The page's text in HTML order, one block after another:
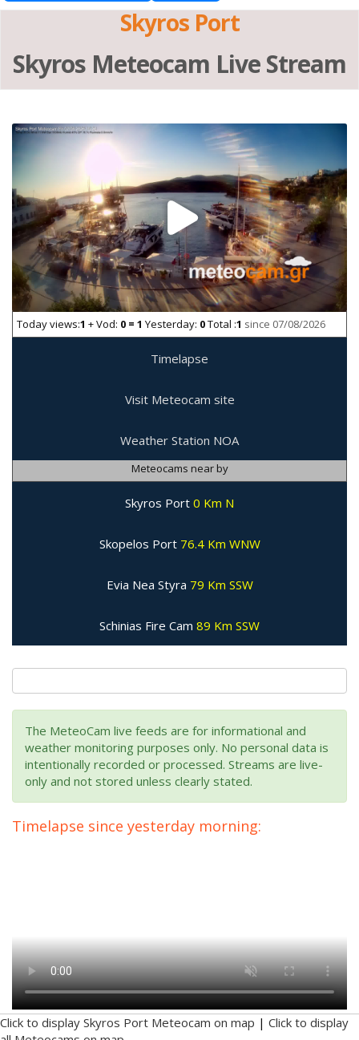
Skyros Port
Skyros Meteocam Live Stream
Today views:1 + Vod: 0 = 1 Yesterday: 0Total :1 since 07/08/2026
Timelapse
Visit Meteocam site
Weather Station NOA
Meteocams near by
Skyros Port 0 Km N
Skopelos Port 76.4 Km WNW
Evia Nea Styra 79 Km SSW
Schinias Fire Cam 89 Km SSW
The MeteoCam live feeds are for informational and
weather monitoring purposes only. No personal data is
intentionally recorded or processed. Streams are live-
only and not stored unless clearly stated.
Timelapse since yesterday morning:
Click to display Skyros Port Meteocam on map | Click to display